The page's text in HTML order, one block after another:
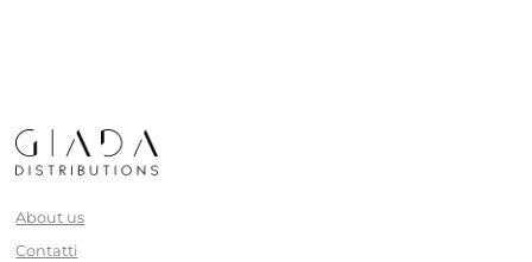
About us
Contatti